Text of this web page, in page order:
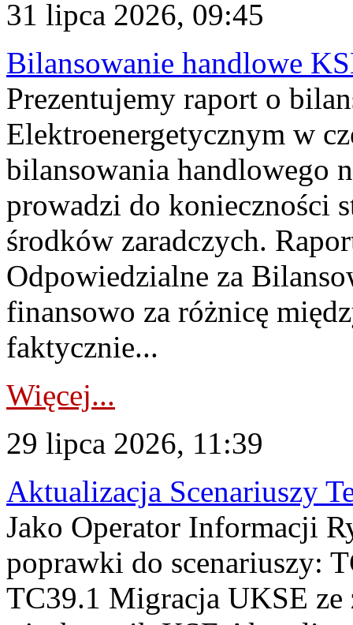
31 lipca 2026, 09:45
Bilansowanie handlowe
Prezentujemy raport o
Elektroenergetycznym w
bilansowania handlowego
prowadzi do konieczności
środków zaradczych.
Odpowiedzialne za
finansowo za różnicę
faktycznie...
Więcej...
29 lipca 2026, 11:39
Aktualizacja Scenariuszy
Jako Operator Informacji
poprawki do scenariuszy:
TC39.1 Migracja UKSE